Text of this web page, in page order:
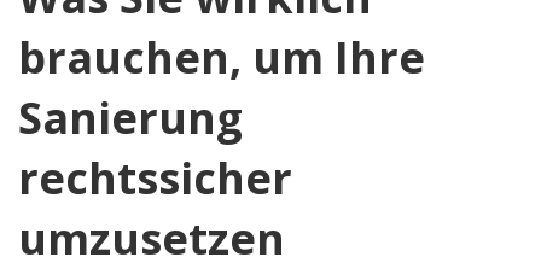
brauchen, um Ihre
Sanierung
rechtssicher
umzusetzen